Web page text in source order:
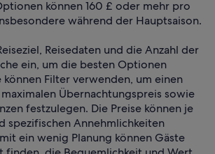
können 160 £ oder mehr pro
während der Hauptsaison.
Reisedaten und die Anzahl der
ein, um die besten Optionen
können Filter verwenden, um einen
Übernachtungspreis sowie
festzulegen. Die Preise können je
spezifischen Annehmlichkeiten
ein wenig Planung können Gäste